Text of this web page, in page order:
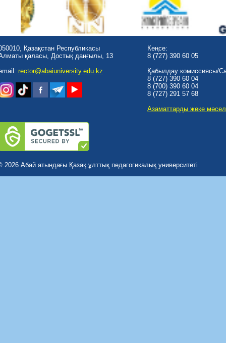
Қазақстан Республикасы
қаласы, Достық даңғылы, 13
rector@abaiuniversity.edu.kz
Кеңсе:
8 (727) 390 60 05
Қабылдау комиссиясы/
8 (727) 390 60 04
8 (700) 390 60 04
8 (727) 291 57 68
Азаматтарды жеке
2026 Абай атындағы Қазақ ұлттық педагогикалық университеті